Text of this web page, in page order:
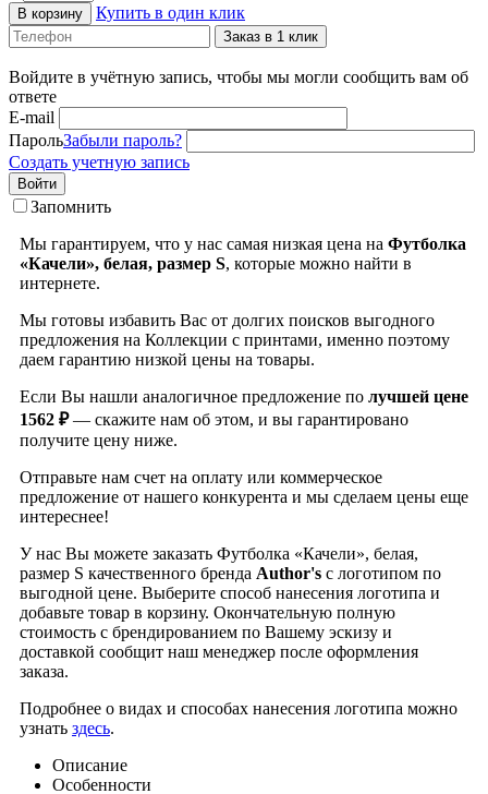
В корзину Купить в один клик
Заказ в 1 клик
Войдите в учётную запись, чтобы мы могли сообщить вам об
ответе
E-mail
ПарольЗабыли пароль?
Создать учетную запись
Войти
Запомнить
Мы гарантируем, что у нас самая низкая цена на Футболка
«Качели», белая, размер S, которые можно найти в
интернете.
Мы готовы избавить Вас от долгих поисков выгодного
предложения на Коллекции с принтами, именно поэтому
даем гарантию низкой цены на товары.
Если Вы нашли аналогичное предложение по лучшей цене
1562 ₽— скажите нам об этом, и вы гарантировано
получите цену ниже.
Отправьте нам счет на оплату или коммерческое
предложение от нашего конкурента и мы сделаем цены еще
интереснее!
У нас Вы можете заказать Футболка «Качели», белая,
размер S качественного бренда Author's с логотипом по
выгодной цене. Выберите способ нанесения логотипа и
добавьте товар в корзину. Окончательную полную
стоимость с брендированием по Вашему эскизу и
доставкой сообщит наш менеджер после оформления
заказа.
Подробнее о видах и способах нанесения логотипа можно
узнать здесь.
Описание
Особенности